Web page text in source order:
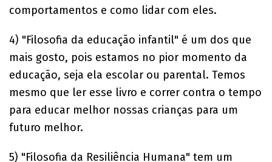
comportamentos e como lidar com eles.
4) "Filosofia da educação infantil" é um dos que
mais gosto, pois estamos no pior momento da
educação, seja ela escolar ou parental. Temos
mesmo que ler esse livro e correr contra o tempo
para educar melhor nossas crianças para um
futuro melhor.
5) "Filosofia da Resiliência Humana" tem um